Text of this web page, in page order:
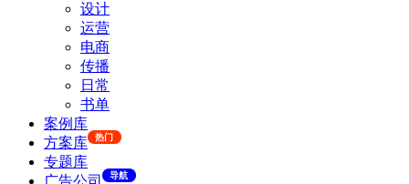
设计
运营
电商
传播
日常
书单
案例库
方案库
热门
专题库
广告公司
导航